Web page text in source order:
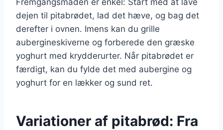
dejen til pitabrødet, lad det hæve, og bag det
derefter i ovnen. Imens kan du grille
aubergineskiverne og forberede den græske
yoghurt med krydderurter. Når pitabrødet er
færdigt, kan du fylde det med aubergine og
yoghurt for en lækker og sund ret.
Variationer af pitabrød: Fra